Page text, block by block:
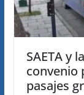
SAETA y
convenio
pasajes